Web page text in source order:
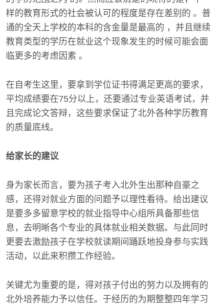
样的教育形式的社会被认可的程度是存在差别的 。普
通的全天上学校的本科的含金量是最高的 ，并且继续
教育类型的学历在就业这个现象发生的时候可能会面
临更多的考虑因素 。
在自考生这里，要拿到学位证书得满足更高的要求，
平均成绩要在75分以上，还要通过专业英语考试，并
且完成论文答辩，这些要求保证了北外各种学历教育
的质量底线。
给家长的建议
身为家长而言，要为孩子考入北外生出那种自豪之
感，还得对就业方面的问题予以理性看待。给出建议
是要多多留意学校的就业指导中心组所具备那些信
息，去明晰各个专业的具体就业相关数据。与此同时
更要去激励孩子在学校就读期间踊跃地投身参与实践
活动，以此来积攒工作经验。
关键尤为重要的是，得对孩子付出的努力以及拥有的
北外培养能力予以信任。于经历的为期整整四年学习